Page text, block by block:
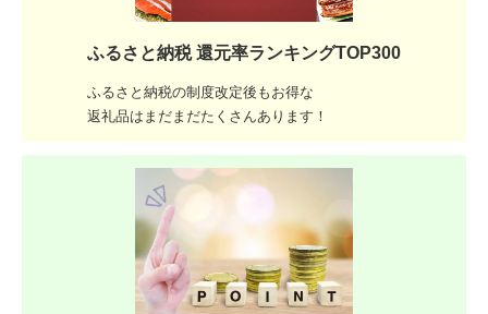
ふるさと納税 還元率ランキングTOP300
ふるさと納税の制度改定後もお得な
返礼品はまだまだたくさんあります！